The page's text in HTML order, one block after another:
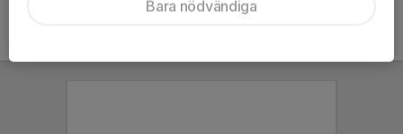
Bara nödvändiga